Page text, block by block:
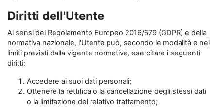
Diritti dell'Utente
Ai sensi del Regolamento Europeo 2016/679 (GDPR) e della
normativa nazionale, l'Utente può, secondo le modalità e nei
limiti previsti dalla vigente normativa, esercitare i seguenti
diritti:
Accedere ai suoi dati personali;
Ottenere la rettifica o la cancellazione degli stessi dati
o la limitazione del relativo trattamento;